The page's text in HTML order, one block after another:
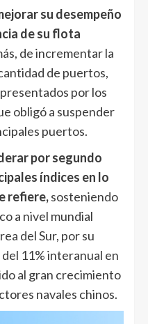
su desempeño
de su flota
de incrementar la
de puertos,
por los
obligó a suspender
puertos.
por segundo
índices en lo
refiere,sosteniendo
a nivel mundial
del Sur, por su
11% interanual en
al gran crecimiento
navales chinos.